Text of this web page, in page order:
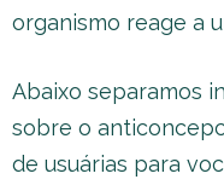
organismo reage a
Abaixo separamos
sobre o
de usuárias para